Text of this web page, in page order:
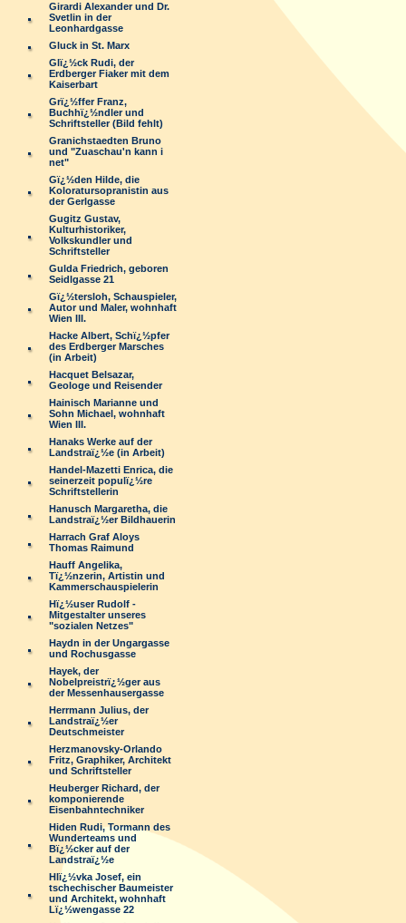
Girardi Alexander und Dr.
Svetlin in der
Leonhardgasse
Gluck in St. Marx
Glï¿½ck Rudi, der
Erdberger Fiaker mit dem
Kaiserbart
Grï¿½ffer Franz,
Buchhï¿½ndler und
Schriftsteller (Bild fehlt)
Granichstaedten Bruno
und "Zuaschau'n kann i
net"
Gï¿½den Hilde, die
Koloratursopranistin aus
der Gerlgasse
Gugitz Gustav,
Kulturhistoriker,
Volkskundler und
Schriftsteller
Gulda Friedrich, geboren
Seidlgasse 21
Gï¿½tersloh, Schauspieler,
Autor und Maler, wohnhaft
Wien III.
Hacke Albert, Schï¿½pfer
des Erdberger Marsches
(in Arbeit)
Hacquet Belsazar,
Geologe und Reisender
Hainisch Marianne und
Sohn Michael, wohnhaft
Wien III.
Hanaks Werke auf der
Landstraï¿½e (in Arbeit)
Handel-Mazetti Enrica, die
seinerzeit populï¿½re
Schriftstellerin
Hanusch Margaretha, die
Landstraï¿½er Bildhauerin
Harrach Graf Aloys
Thomas Raimund
Hauff Angelika,
Tï¿½nzerin, Artistin und
Kammerschauspielerin
Hï¿½user Rudolf -
Mitgestalter unseres
"sozialen Netzes"
Haydn in der Ungargasse
und Rochusgasse
Hayek, der
Nobelpreistrï¿½ger aus
der Messenhausergasse
Herrmann Julius, der
Landstraï¿½er
Deutschmeister
Herzmanovsky-Orlando
Fritz, Graphiker, Architekt
und Schriftsteller
Heuberger Richard, der
komponierende
Eisenbahntechniker
Hiden Rudi, Tormann des
Wunderteams und
Bï¿½cker auf der
Landstraï¿½e
Hlï¿½vka Josef, ein
tschechischer Baumeister
und Architekt, wohnhaft
Lï¿½wengasse 22